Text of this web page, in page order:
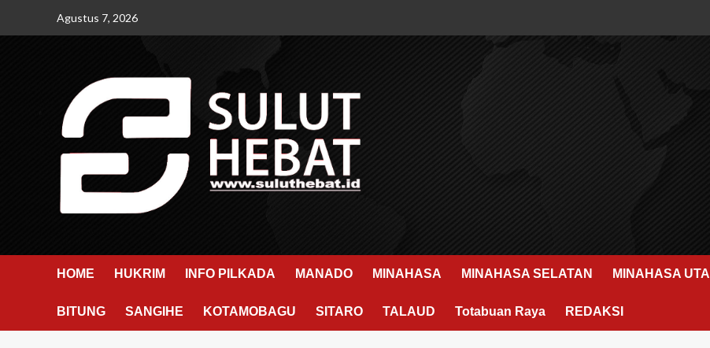
Agustus 7, 2026
HOME HUKRIM INFO PILKADA MANADO MINAHASA MINAHASA SELATAN MINAHASA
BITUNG SANGIHE KOTAMOBAGU SITARO TALAUD Totabuan Raya REDAKSI